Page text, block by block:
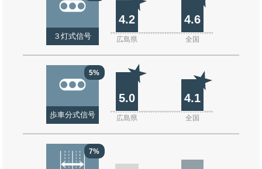
３灯式信号
4.2 4.6
広島県 全国
5%
歩車分式信号
5.0 4.1
広島県 全国
7%